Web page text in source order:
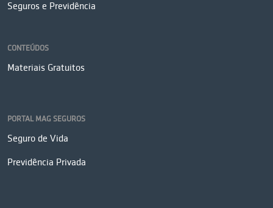
Seguros e Previdência
CONTEÚDOS
Materiais Gratuitos
PORTAL MAG SEGUROS
Seguro de Vida
Previdência Privada